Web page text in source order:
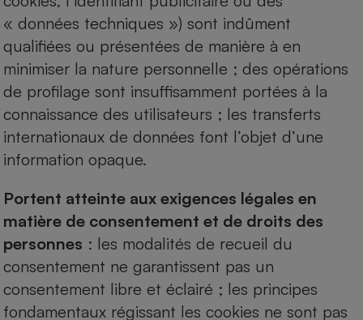
« données techniques ») sont indûment
qualifiées ou présentées de manière à en
minimiser la nature personnelle ; des opérations
de profilage sont insuffisamment portées à la
connaissance des utilisateurs ; les transferts
internationaux de données font l’objet d’une
information opaque.
Portent atteinte aux exigences légales en
matière de consentement et de droits des
personnes : les modalités de recueil du
consentement ne garantissent pas un
consentement libre et éclairé ; les principes
fondamentaux régissant les cookies ne sont pas